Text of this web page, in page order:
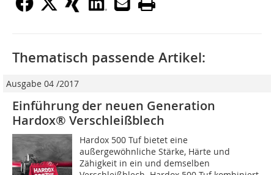
Thematisch passende Artikel:
Ausgabe 04 /2017
Einführung der neuen Generation
Hardox® Verschleißblech
Hardox 500 Tuf bietet eine
außergewöhnliche Stärke, Härte und
Zähigkeit in ein und demselben